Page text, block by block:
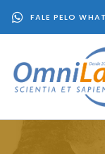
FALE PELO